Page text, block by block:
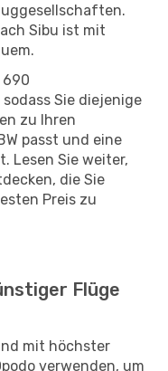
Sibu ist mit
690
Sie diejenige
zu Ihren
passt und eine
Lesen Sie weiter,
die Sie
Preis zu
Flüge
mit höchster
verwenden, um